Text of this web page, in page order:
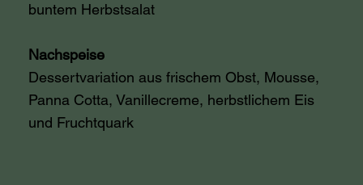
buntem Herbstsalat
Nachspeise
Dessertvariation aus frischem Obst, Mousse,
Panna Cotta, Vanillecreme, herbstlichem Eis
und Fruchtquark